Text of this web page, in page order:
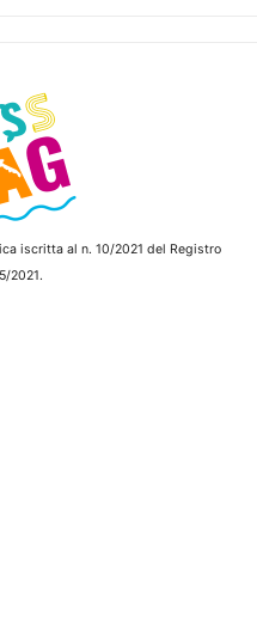
iscritta al n. 10/2021 del Registro
2021.